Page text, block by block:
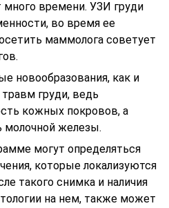
много времени. УЗИ груди
во время ее
маммолога советует
новообразования, как и
груди, ведь
кожных покровов, а
молочной железы.
могут определяться
которые локализуются
такого снимка и наличия
на нем, также может